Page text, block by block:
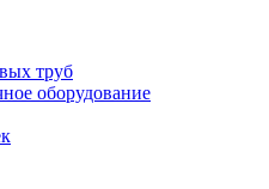
труб
оборудование